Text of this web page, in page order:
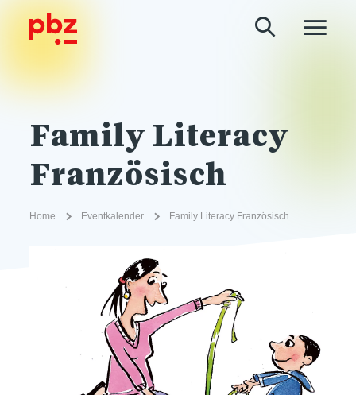
Family Literacy
Französisch
Home Eventkalender Family Literacy Französisch